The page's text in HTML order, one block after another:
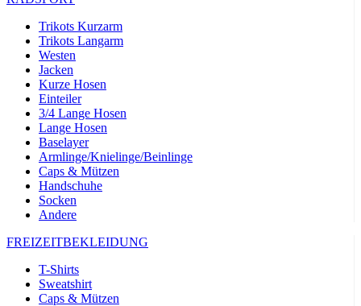
Trikots Kurzarm
Trikots Langarm
Westen
Jacken
Kurze Hosen
Einteiler
3/4 Lange Hosen
Lange Hosen
Baselayer
Armlinge/Knielinge/Beinlinge
Caps & Mützen
Handschuhe
Socken
Andere
FREIZEITBEKLEIDUNG
T-Shirts
Sweatshirt
Caps & Mützen